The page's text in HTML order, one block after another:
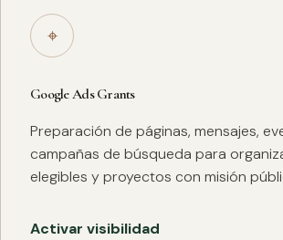
⌖
Google Ads Grants
Preparación de páginas, mensajes,
campañas de búsqueda para
elegibles y proyectos con misión
Activar visibilidad